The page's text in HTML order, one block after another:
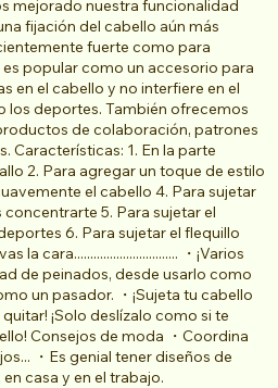
mejorado nuestra funcionalidad
fijación del cabello aún más
fuerte como para
popular como un accesorio para
en el cabello y no interfiere en el
los deportes. También ofrecemos
de colaboración, patrones
Características: 1. En la parte
2. Para agregar un toque de estilo
el cabello 4. Para sujetar
5. Para sujetar el
6. Para sujetar el flequillo
cara................................ ・¡Varios
de peinados, desde usarlo como
un pasador. ・¡Sujeta tu cabello
¡Solo deslízalo como si te
Consejos de moda ・Coordina
・Es genial tener diseños de
casa y en el trabajo.